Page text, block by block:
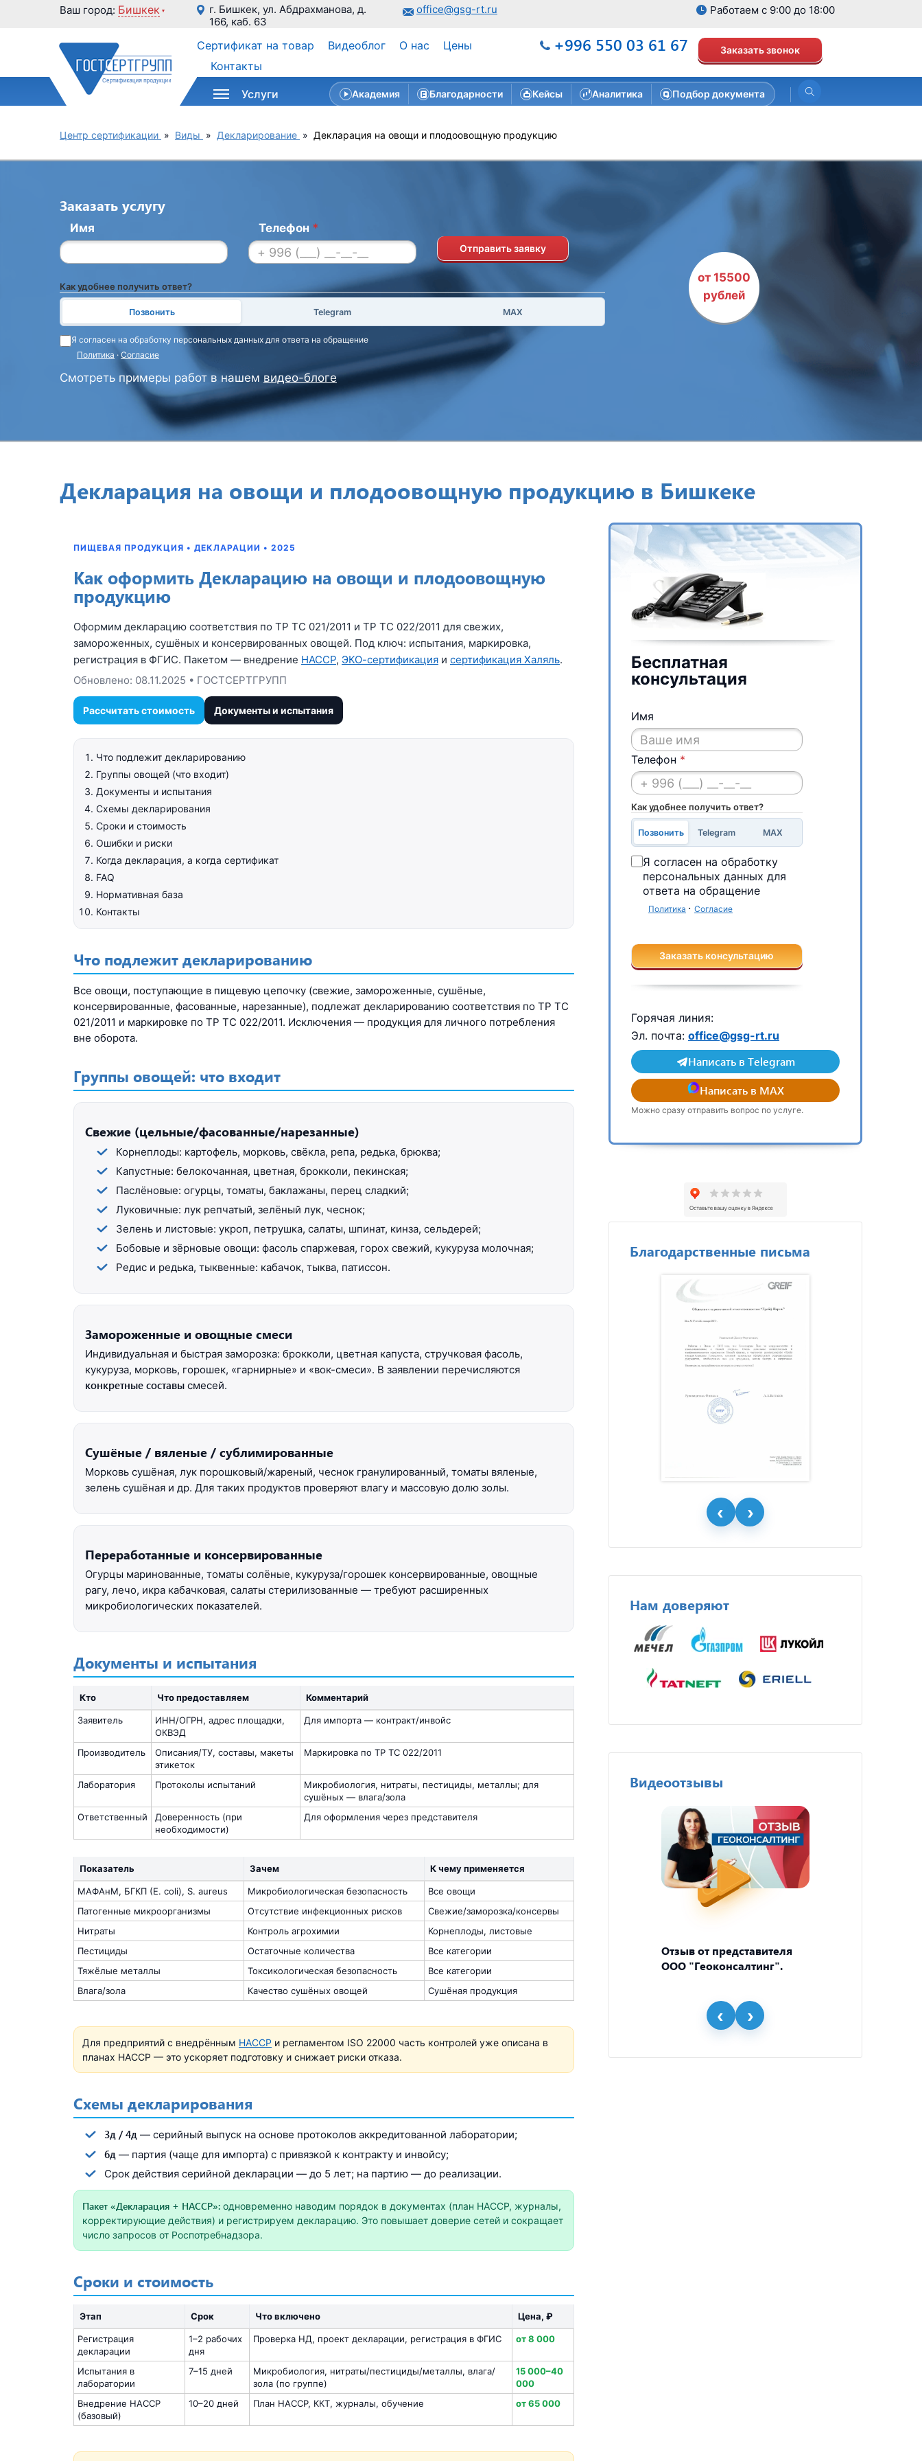
Ваш город: Бишкек
г. Бишкек, ул. Абдрахманова, д.
166, каб. 63
office@gsg-rt.ru Работаем с 9:00 до 18:00
Сертификат на товар Видеоблог О нас
Цены
Контакты
+996 550 03 61 67 Заказать звонок
Услуги Академия Благодарности Кейсы Аналитика Подбор документа
Центр сертификации » Виды » Декларирование » Декларация на овощи и плодоовощную продукцию
Заказать услугу
Имя Телефон *
Отправить заявку
Как удобнее получить ответ?
Позвонить Telegram MAX
Я согласен на обработку персональных данных для ответа на обращение
Политика ·Согласие
Смотреть примеры работ в нашем видео-блоге
от 15500
рублей
Декларация на овощи и плодоовощную продукцию в Бишкеке
ПИЩЕВАЯ ПРОДУКЦИЯ • ДЕКЛАРАЦИИ • 2025
Как оформить Декларацию на овощи и плодоовощную
продукцию
Оформим декларацию соответствия по ТР ТС 021/2011 и ТР ТС 022/2011 для свежих,
замороженных, сушёных и консервированных овощей. Под ключ: испытания, маркировка,
регистрация в ФГИС. Пакетом — внедрение HACCP, ЭКО-сертификация и сертификация Халяль.
Обновлено: 08.11.2025 • ГОСТСЕРТГРУПП
Рассчитать стоимость Документы и испытания
Что подлежит декларированию
Группы овощей (что входит)
Документы и испытания
Схемы декларирования
Сроки и стоимость
Ошибки и риски
Когда декларация, а когда сертификат
FAQ
Нормативная база
Контакты
Что подлежит декларированию
Все овощи, поступающие в пищевую цепочку (свежие, замороженные, сушёные,
консервированные, фасованные, нарезанные), подлежат декларированию соответствия по ТР ТС
021/2011 и маркировке по ТР ТС 022/2011. Исключения — продукция для личного потребления
вне оборота.
Группы овощей: что входит
Свежие (цельные/фасованные/нарезанные)
Корнеплоды: картофель, морковь, свёкла, репа, редька, брюква;
Капустные: белокочанная, цветная, брокколи, пекинская;
Паслёновые: огурцы, томаты, баклажаны, перец сладкий;
Луковичные: лук репчатый, зелёный лук, чеснок;
Зелень и листовые: укроп, петрушка, салаты, шпинат, кинза, сельдерей;
Бобовые и зёрновые овощи: фасоль спаржевая, горох свежий, кукуруза молочная;
Редис и редька, тыквенные: кабачок, тыква, патиссон.
Замороженные и овощные смеси
Индивидуальная и быстрая заморозка: брокколи, цветная капуста, стручковая фасоль,
кукуруза, морковь, горошек, «гарнирные» и «вок-смеси». В заявлении перечисляются
конкретные составы смесей.
Сушёные / вяленые / сублимированные
Морковь сушёная, лук порошковый/жареный, чеснок гранулированный, томаты вяленые,
зелень сушёная и др. Для таких продуктов проверяют влагу и массовую долю золы.
Переработанные и консервированные
Огурцы маринованные, томаты солёные, кукуруза/горошек консервированные, овощные
рагу, лечо, икра кабачковая, салаты стерилизованные — требуют расширенных
микробиологических показателей.
Документы и испытания
Кто Что предоставляем Комментарий
Заявитель
ИНН/ОГРН, адрес площадки,
ОКВЭД
Для импорта — контракт/инвойс
Производитель
Описания/ТУ, составы, макеты
этикеток
Маркировка по ТР ТС 022/2011
Лаборатория Протоколы испытаний
Микробиология, нитраты, пестициды, металлы; для
сушёных — влага/зола
Ответственный
Доверенность (при
необходимости)
Для оформления через представителя
Показатель Зачем К чему применяется
МАФАнМ, БГКП (E. coli), S. aureus Микробиологическая безопасность
Все овощи
Патогенные микроорганизмы
Отсутствие инфекционных рисков
Свежие/заморозка/консервы
Нитраты
Контроль агрохимии
Корнеплоды, листовые
Пестициды
Остаточные количества
Все категории
Тяжёлые металлы
Токсикологическая безопасность
Все категории
Влага/зола
Качество сушёных овощей Сушёная продукция
Для предприятий с внедрённым HACCP и регламентом ISO 22000 часть контролей уже описана в
планах HACCP — это ускоряет подготовку и снижает риски отказа.
Схемы декларирования
3д / 4д — серийный выпуск на основе протоколов аккредитованной лаборатории;
6д — партия (чаще для импорта) с привязкой к контракту и инвойсу;
Срок действия серийной декларации — до 5 лет; на партию — до реализации.
Пакет «Декларация + HACCP»: одновременно наводим порядок в документах (план HACCP, журналы,
корректирующие действия) и регистрируем декларацию. Это повышает доверие сетей и сокращает
число запросов от Роспотребнадзора.
Сроки и стоимость
Этап Срок Что включено Цена, ₽
Регистрация
декларации
1–2 рабочих
дня
Проверка НД, проект декларации, регистрация в ФГИС от 8 000
Испытания в
лаборатории
7–15 дней
Микробиология, нитраты/пестициды/металлы, влага/
зола (по группе)
15 000–40
000
Внедрение HACCP
(базовый)
10–20 дней План HACCP, ККТ, журналы, обучение от 65 000
Бесплатная
консультация
Имя
Телефон *
Как удобнее получить ответ?
Позвонить Telegram MAX
Я согласен на обработку
персональных данных для
ответа на обращение
Политика · Согласие
Заказать консультацию
Горячая линия:
Эл. почта: office@gsg-rt.ru
Написать в Telegram
Написать в MAX
Можно сразу отправить вопрос по услуге.
Благодарственные письма
Нам доверяют
Видеоотзывы
Отзыв от ООО "Пирамит".
Отзыв от представителя
ООО "Геоконсалтинг".